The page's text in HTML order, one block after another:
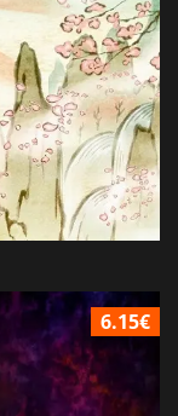
6.15€